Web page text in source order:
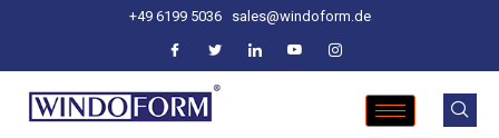
+49 6199 5036 sales@windoform.de